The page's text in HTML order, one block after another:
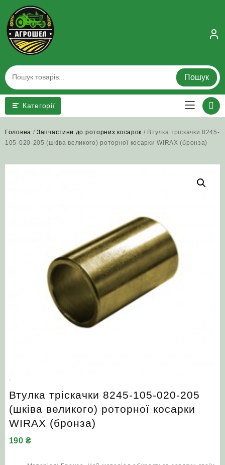
content
Пошук
Категорії
Головна /Запчастини до роторних косарок / Втулка тріскачки 8245-
105-020-205 (шківа великого) роторної косарки WIRAX (бронза)
Втулка тріскачки 8245-105-020-205
(шківа великого) роторної косарки
WIRAX (бронза)
190₴